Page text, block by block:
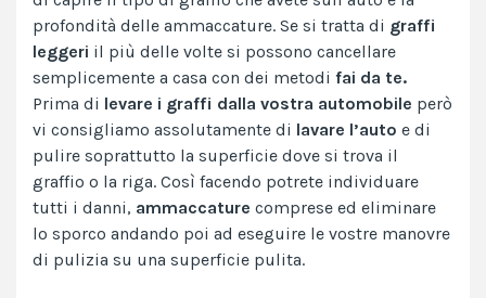
profondità delle ammaccature. Se si tratta di graffi
leggeri il più delle volte si possono cancellare
semplicemente a casa con dei metodi fai da te.
Prima di levare i graffi dalla vostra automobile però
vi consigliamo assolutamente di lavare l’auto e di
pulire soprattutto la superficie dove si trova il
graffio o la riga. Così facendo potrete individuare
tutti i danni, ammaccature comprese ed eliminare
lo sporco andando poi ad eseguire le vostre manovre
di pulizia su una superficie pulita.